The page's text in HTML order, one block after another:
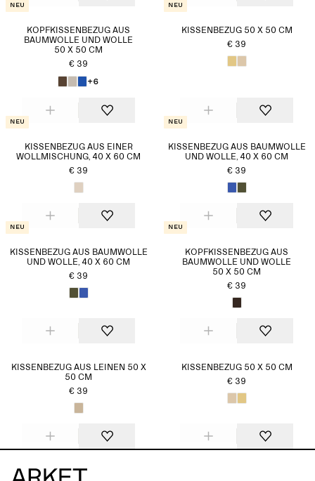
Neu
KOPFKISSENBEZUG AUS
BAUMWOLLE UND WOLLE
50 X 50 CM
€ 39
+6
Neu
KISSENBEZUG 50 X 50 CM
€ 39
Neu
KISSENBEZUG AUS EINER
WOLLMISCHUNG, 40 X 60 CM
€ 39
Neu
KISSENBEZUG AUS BAUMWOLLE
UND WOLLE, 40 X 60 CM
€ 39
Neu
KISSENBEZUG AUS BAUMWOLLE
UND WOLLE, 40 X 60 CM
€ 39
Neu
KOPFKISSENBEZUG AUS
BAUMWOLLE UND WOLLE
50 X 50 CM
€ 39
KISSENBEZUG AUS LEINEN 50 X
50 CM
€ 39
KISSENBEZUG 50 X 50 CM
€ 39